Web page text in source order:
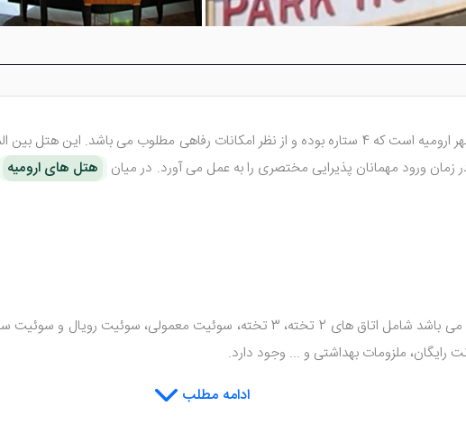
زمان ورود مهمانان پذیرایی مختصری را به عمل می آورد. در میان
هتل های ارومیه
دارای 75 واحد اقامتی می باشد شامل اتاق های 2 تخته، 3 تخته، سوئیت
رایگان، ملزومات بهداشتی و ... وجود دارد.
مایکروفر، آشپزخانه در سوئیت، مبلمان، تلفن، چای ساز، کمد، جا کفشی و ... نیز
ادامه مطلب